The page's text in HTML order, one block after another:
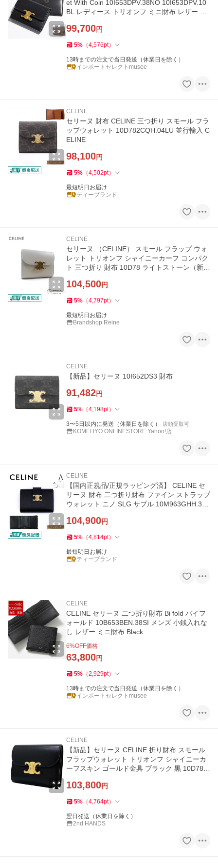
et With Coin 10I653DPV.38NO 10I653DPV.10
BL レディース トリオンフ ミニ財布 レザー カ
99,700円
5% （4,576pt）
13時までの注文で当日発送（休業日を除く）
インポートセレクトmusee
CELINE
セリーヌ 財布 CELINE 三つ折り スモール フラ
ップウォレット 10D782CQH.04LU 並行輸入 C
ELINE
98,100円
5% （4,502pt）
最短明日お届け
ティーブランド
CELINE
セリーヌ （CELINE） スモール フラップ ウォ
レット トリオンフ シャイニーカーフ コンパク
ト 三つ折り 財布 10D78 ライトストーン（新
104,500円
5% （4,797pt）
最短明日お届け
Brandshop Reine
CELINE
【新品】セリーヌ 10I652DS3 財布
91,482円
5% （4,198pt）
3〜5日以内に発送（休業日を除く） 店頭受取可
KOMEHYO ONLINESTORE Yahoo!店
CELINE
【国内正規品/正規ラッピング済】 CELINE セ
リーヌ 財布 二つ折り財布 ファイン ストラップ
ウォレット ニノ SLG サプル 10M963GHH.38
104,900円
5% （4,814pt）
最短明日お届け
ティーブランド
CELINE
CELINE セリーヌ 二つ折り財布 Bi fold バイフ
ォールド 10B653BEN.38SI メンズ 小銭入れな
し レザー ミニ財布 Black
6%OFF価格
63,800円
5% （2,929pt）
13時までの注文で当日発送（休業日を除く）
インポートセレクトmusee
CELINE
【新品】セリーヌ CELINE 折り財布 スモール
フラップウォレット トリオンフ シャイニーカ
ーフスキン ゴールド金具 ブラック 黒 10D783
103,800円
5% （4,764pt）
翌日発送（休業日を除く）
2nd HANDS